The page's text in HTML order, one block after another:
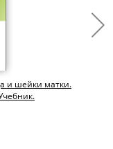
и шейки матки.